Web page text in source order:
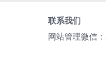
联系我们
网站管理微信